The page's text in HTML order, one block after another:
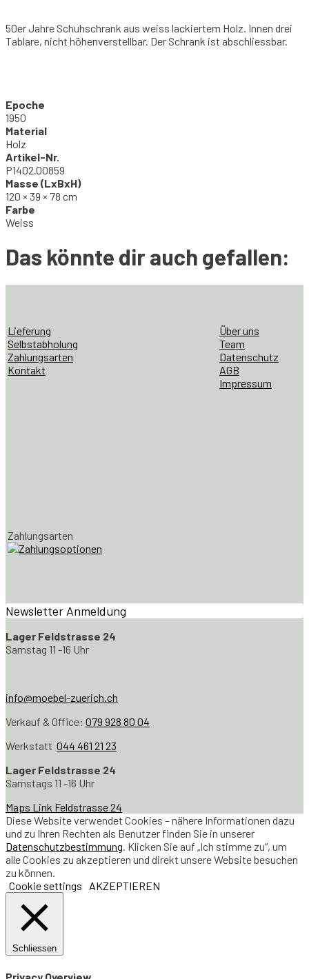
50er Jahre Schuhschrank aus weiss lackiertem Holz. Innen drei
Tablare, nicht höhenverstellbar. Der Schrank ist abschliessbar.
Epoche
1950
Material
Holz
Artikel-Nr.
P1402.00859
Masse (LxBxH)
120 × 39 × 78 cm
Farbe
Weiss
Das könnte dir auch gefallen:
Lieferung
Selbstabholung
Zahlungsarten
Kontakt
Über uns
Team
Datenschutz
AGB
Impressum
Zahlungsarten
Newsletter Anmeldung
Lager Feldstrasse 24
Samstag 11 -16 Uhr
info@moebel-zuerich.ch
Verkauf & Office: 079 928 80 04
Werkstatt 044 461 21 23
Lager Feldstrasse 24
Samstags 11 -16 Uhr
Maps Link Feldstrasse 24
Diese Website verwendet Cookies – nähere Informationen dazu
und zu Ihren Rechten als Benutzer finden Sie in unserer
Datenschutzbestimmung. Klicken Sie auf „Ich stimme zu“, um
alle Cookies zu akzeptieren und direkt unsere Website besuchen
zu können.
Cookie settings
AKZEPTIEREN
Schliessen